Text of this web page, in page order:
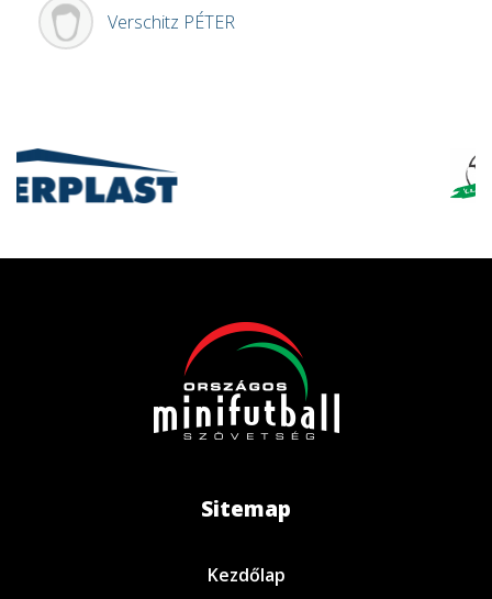
Verschitz PÉTER
Sitemap
Kezdőlap